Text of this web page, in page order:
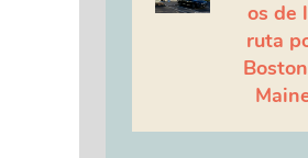
os de
ruta